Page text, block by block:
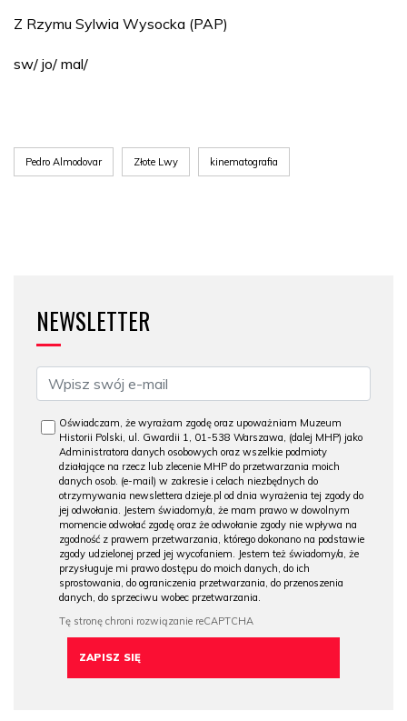
Z Rzymu Sylwia Wysocka (PAP)
sw/ jo/ mal/
Pedro Almodovar Złote Lwy kinematografia
NEWSLETTER
Oświadczam, że wyrażam zgodę oraz upoważniam Muzeum
Historii Polski, ul. Gwardii 1, 01-538 Warszawa, (dalej MHP) jako
Administratora danych osobowych oraz wszelkie podmioty
działające na rzecz lub zlecenie MHP do przetwarzania moich
danych osob. (e-mail) w zakresie i celach niezbędnych do
otrzymywania newslettera dzieje.pl od dnia wyrażenia tej zgody do
jej odwołania. Jestem świadomy/a, że mam prawo w dowolnym
momencie odwołać zgodę oraz że odwołanie zgody nie wpływa na
zgodność z prawem przetwarzania, którego dokonano na podstawie
zgody udzielonej przed jej wycofaniem. Jestem też świadomy/a, że
przysługuje mi prawo dostępu do moich danych, do ich
sprostowania, do ograniczenia przetwarzania, do przenoszenia
danych, do sprzeciwu wobec przetwarzania.